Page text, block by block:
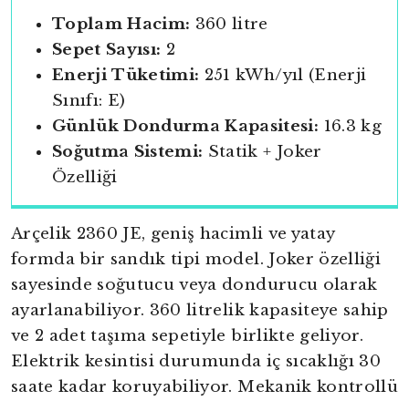
Toplam Hacim: 360 litre
Sepet Sayısı: 2
Enerji Tüketimi: 251 kWh/yıl (Enerji
Sınıfı: E)
Günlük Dondurma Kapasitesi: 16.3 kg
Soğutma Sistemi: Statik + Joker
Özelliği
Arçelik 2360 JE, geniş hacimli ve yatay
formda bir sandık tipi model. Joker özelliği
sayesinde soğutucu veya dondurucu olarak
ayarlanabiliyor. 360 litrelik kapasiteye sahip
ve 2 adet taşıma sepetiyle birlikte geliyor.
Elektrik kesintisi durumunda iç sıcaklığı 30
saate kadar koruyabiliyor. Mekanik kontrollü